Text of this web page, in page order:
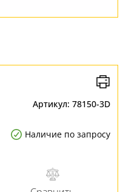
Артикул: 78150-3D
Наличие по запросу